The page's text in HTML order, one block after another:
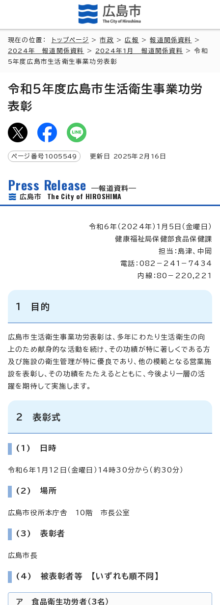
現在の位置： トップページ >市政 >広報 >報道関係資料
>
2024年 報道関係資料
> 2024年1月 報道関係資料
> 令和
5年度広島市生活衛生事業功労表彰
令和5年度広島市生活衛生事業功労
表彰
ページ番号 1005549 更新日 2025年2月 16 日
Press Release
報道資料
広島市 The City of HIROSHIMA
令和6年（2024年）1月5日（金曜日）
健康福祉局保健部食品保健課
担当：島津、中岡
電話：082－241－7434
内線：80－220,221
1 目的
広島市生活衛生事業功労表彰は、多年にわたり生活衛生の向
上のため献身的な活動を続け、その功績が特に著しくである方
及び施設の衛生管理が特に優良であり、他の模範となる営業施
設を表彰し、その功績をたたえるとともに、今後より一層の活
躍を期待して実施します。
2 表彰式
(1) 日時
令和6年1月12日（金曜日）14時30分から（約30分）
(2) 場所
広島市役所本庁舎 10階 市長公室
(3) 表彰者
広島市長
(4) 被表彰者等 【いずれも順不同】
ア 食品衛生功労者（3名）